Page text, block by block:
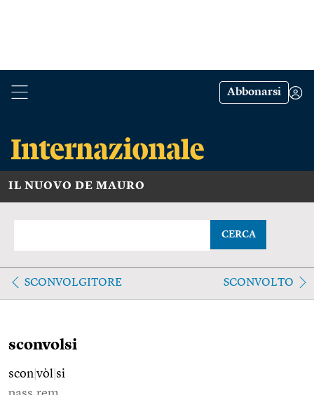
Abbonarsi
IL NUOVO DE MAURO
CERCA
SCONVOLGITORE SCONVOLTO
sconvolsi
scon vòl si